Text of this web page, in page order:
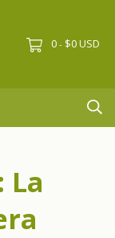
0 - $0 USD
La